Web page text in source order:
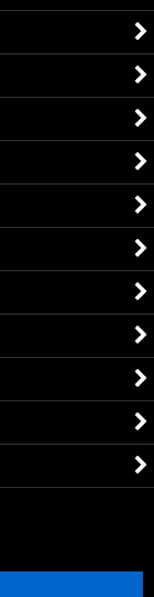
パーツ
パーツ
カスタムパー
スタムパーツ
スタムパーツ
］